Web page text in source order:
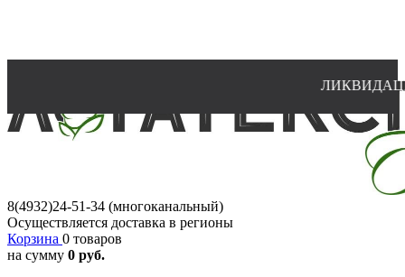
ЛИКВИДАЦИЯ
8(4932)24-51-34 (многоканальный)
Осуществляется доставка в регионы
Корзина 0 товаров
на сумму 0 руб.